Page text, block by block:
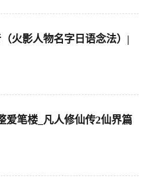
火影人物名字日语念法）|
爱笔楼_凡人修仙传2仙界篇